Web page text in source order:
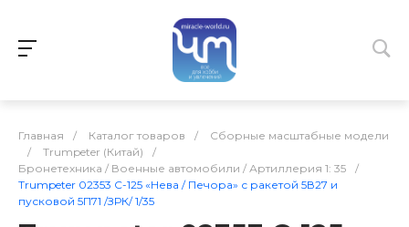
Главная / Каталог товаров /
Сборные масштабные модели
/
Trumpeter (Китай)
/
Бронетехника / Военные автомобили / Артиллерия 1: 35
/
Trumpeter 02353 С-125 «Нева / Печора» с ракетой 5В27 и
пусковой 5П71 /ЗРК/ 1/35